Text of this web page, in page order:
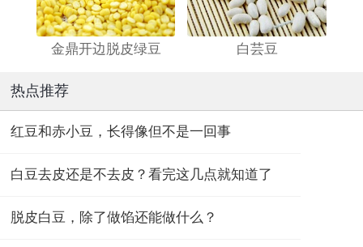
金鼎开边脱皮绿豆 白芸豆
热点推荐
红豆和赤小豆，长得像但不是一回事
白豆去皮还是不去皮？看完这几点就知道了
脱皮白豆，除了做馅还能做什么？